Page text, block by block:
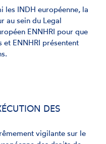
les INDH européenne, la
au sein du Legal
ENNHRI pour que
et ENNHRI présentent
DES
vigilante sur le